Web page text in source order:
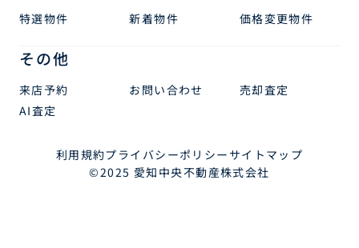
特選物件 新着物件 価格変更物件
その他
来店予約 お問い合わせ
売却査定
AI査定
利用規約プライバシーポリシーサイトマップ
©2025 愛知中央不動産株式会社